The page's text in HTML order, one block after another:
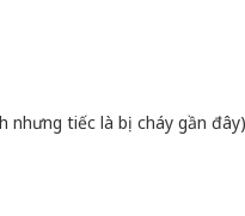
nhưng tiếc là bị cháy gần đây)